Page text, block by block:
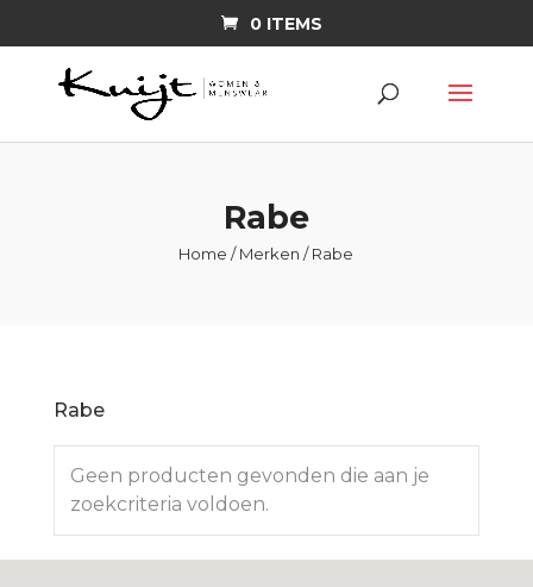
0 ITEMS
Rabe
Home /Merken / Rabe
Rabe
Geen producten gevonden die aan je
zoekcriteria voldoen.